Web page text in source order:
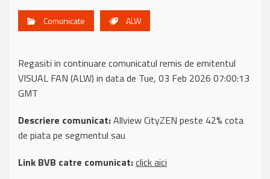
Comunicate ALW
Regasiti in continuare comunicatul remis de emitentul
VISUAL FAN (ALW) in data de Tue, 03 Feb 2026 07:00:13
GMT
Descriere comunicat:Allview CityZEN peste 42% cota
de piata pe segmentul sau
Link BVB catre comunicat:click aici